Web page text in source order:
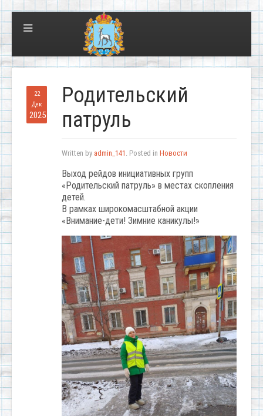
22
Дек
2025
Родительский
патруль
Written by admin_141 . Posted in Новости
Выход рейдов инициативных групп
«Родительский патруль» в местах скопления
детей.
В рамках широкомасштабной акции
«Внимание-дети! Зимние каникулы!»